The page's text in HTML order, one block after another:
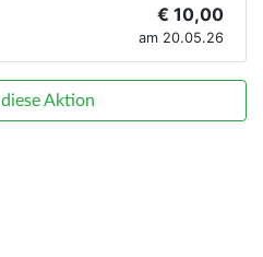
€ 10,00
am 20.05.26
Aktion